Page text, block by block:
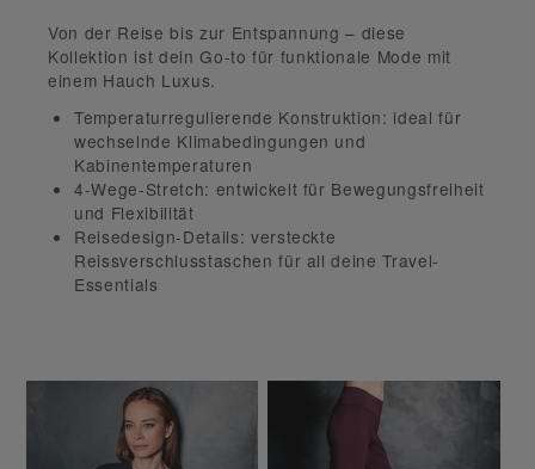
Von der Reise bis zur Entspannung – diese
Kollektion ist dein Go-to für funktionale Mode mit
einem Hauch Luxus.
Temperaturregulierende Konstruktion: ideal für
wechselnde Klimabedingungen und
Kabinentemperaturen
4-Wege-Stretch: entwickelt für Bewegungsfreiheit
und Flexibilität
Reisedesign-Details: versteckte
Reissverschlusstaschen für all deine Travel-
Essentials